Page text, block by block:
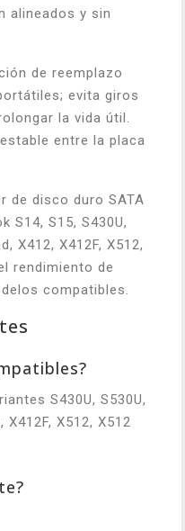
alineados y sin
de reemplazo
evita giros
la vida útil.
entre la placa
de disco duro SATA
S14, S15, S430U,
X412, X412F, X512,
rendimiento de
compatibles.
S430U, S530U,
X412F, X512, X512